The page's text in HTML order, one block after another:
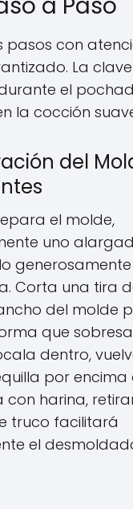
a Paso
pasos con
La
el
la cocción
del
el molde,
uno
Corta una tira
del molde
que
dentro,
por encima
con harina,
truco facilitará
el